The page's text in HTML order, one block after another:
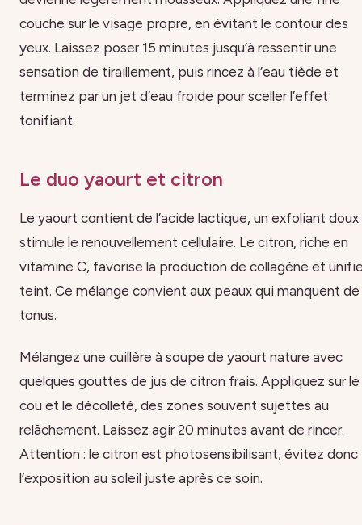
couche sur le visage propre, en évitant le contour des
yeux. Laissez poser 15 minutes jusqu’à ressentir une
sensation de tiraillement, puis rincez à l’eau tiède et
terminez par un jet d’eau froide pour sceller l’effet
tonifiant.
Le duo yaourt et citron
Le yaourt contient de l’acide lactique, un exfoliant doux
stimule le renouvellement cellulaire. Le citron, riche en
vitamine C, favorise la production de collagène et
teint. Ce mélange convient aux peaux qui manquent de
tonus.
Mélangez une cuillère à soupe de yaourt nature avec
quelques gouttes de jus de citron frais. Appliquez sur le
cou et le décolleté, des zones souvent sujettes au
relâchement. Laissez agir 20 minutes avant de rincer.
Attention : le citron est photosensibilisant, évitez donc
l’exposition au soleil juste après ce soin.